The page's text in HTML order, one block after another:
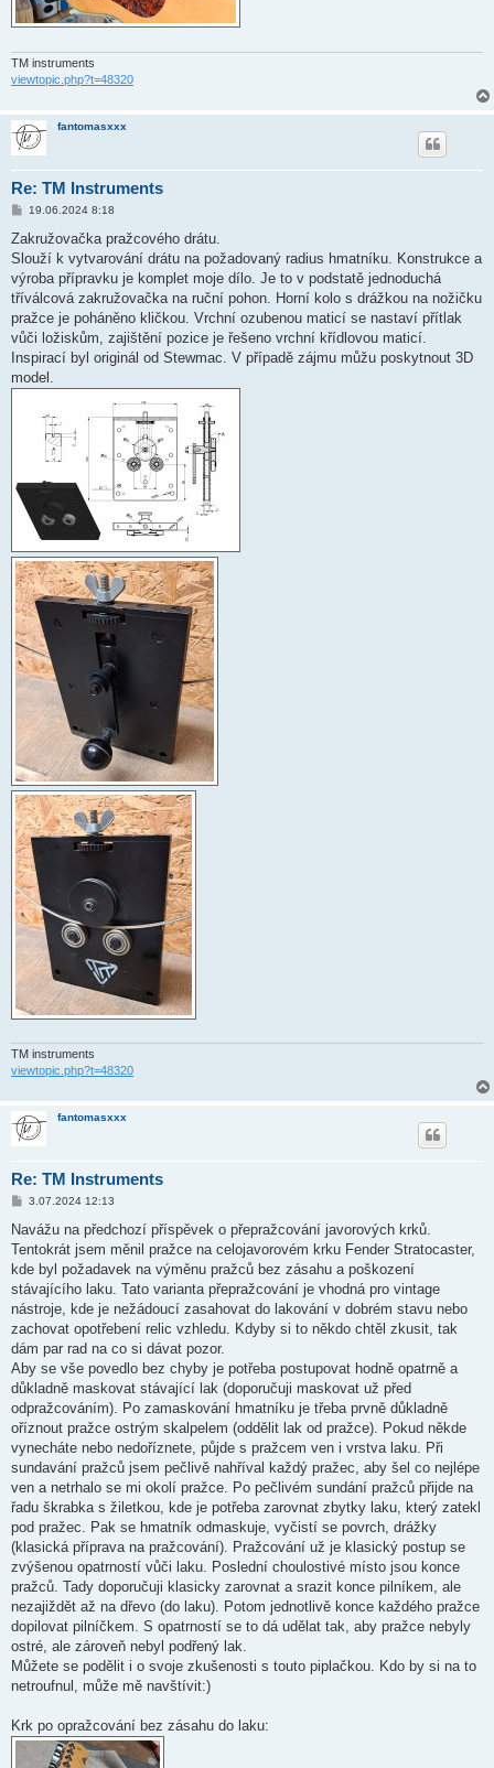
TM instruments
viewtopic.php?t=48320
fantomasxxx
Re: TM Instruments
P
í
p
ě
e
k
19.06.2024 8:18
Zakružovačka pražcového drátu.
Slouží k vytvarování drátu na požadovaný radius hmatníku. Konstrukce a
výroba přípravku je komplet moje dílo. Je to v podstatě jednoduchá
tříválcová zakružovačka na ruční pohon. Horní kolo s drážkou na nožičku
pražce je poháněno kličkou. Vrchní ozubenou maticí se nastaví přítlak
vůči ložiskům, zajištění pozice je řešeno vrchní křídlovou maticí.
Inspirací byl originál od Stewmac. V případě zájmu můžu poskytnout 3D
model.
TM instruments
viewtopic.php?t=48320
fantomasxxx
Re: TM Instruments
P
í
p
ě
e
k
3.07.2024 12:13
Navážu na předchozí příspěvek o přepražcování javorových krků.
Tentokrát jsem měnil pražce na celojavorovém krku Fender Stratocaster,
kde byl požadavek na výměnu pražců bez zásahu a poškození
stávajícího laku. Tato varianta přepražcování je vhodná pro vintage
nástroje, kde je nežádoucí zasahovat do lakování v dobrém stavu nebo
zachovat opotřebení relic vzhledu. Kdyby si to někdo chtěl zkusit, tak
dám par rad na co si dávat pozor.
Aby se vše povedlo bez chyby je potřeba postupovat hodně opatrně a
důkladně maskovat stávající lak (doporučuji maskovat už před
odpražcováním). Po zamaskování hmatníku je třeba prvně důkladně
oříznout pražce ostrým skalpelem (oddělit lak od pražce). Pokud někde
vynecháte nebo nedoříznete, půjde s pražcem ven i vrstva laku. Při
sundavání pražců jsem pečlivě nahříval každý pražec, aby šel co nejlépe
ven a netrhalo se mi okolí pražce. Po pečlivém sundání pražců přijde na
řadu škrabka s žiletkou, kde je potřeba zarovnat zbytky laku, který zatekl
pod pražec. Pak se hmatník odmaskuje, vyčistí se povrch, drážky
(klasická příprava na pražcování). Pražcování už je klasický postup se
zvýšenou opatrností vůči laku. Poslední choulostivé místo jsou konce
pražců. Tady doporučuji klasicky zarovnat a srazit konce pilníkem, ale
nezajiždět až na dřevo (do laku). Potom jednotlivě konce každého pražce
dopilovat pilníčkem. S opatrností se to dá udělat tak, aby pražce nebyly
ostré, ale zároveň nebyl podřený lak.
Můžete se podělit i o svoje zkušenosti s touto piplačkou. Kdo by si na to
netroufnul, může mě navštívit:)
Krk po opražcování bez zásahu do laku: